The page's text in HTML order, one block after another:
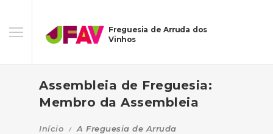
Freguesia de Arruda dos
Vinhos
Assembleia de Freguesia:
Membro da Assembleia
Início
A Freguesia de Arruda